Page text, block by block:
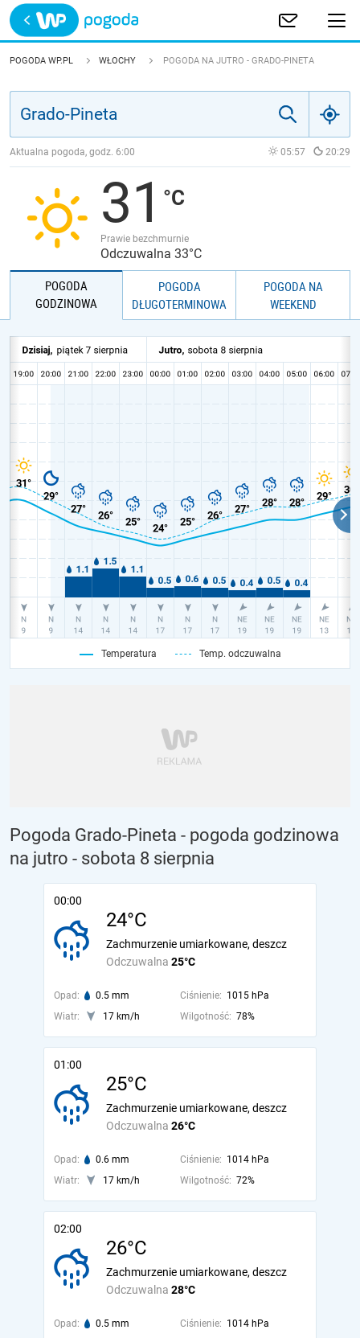
Trwa ładowanie
POLSKA
JAKOŚĆ POWIETRZA
POGODA WP.PL WŁOCHY POGODA NA JUTRO - GRADO-PINETA
Aktualna pogoda, godz. 6:00 05:57 20:29
31
Prawie bezchmurnie
Odczuwalna 33°C
POGODA
GODZINOWA
POGODA
DŁUGOTERMINOWA
POGODA NA
WEEKEND
Temperatura Temp. odczuwalna
Pogoda Grado-Pineta - pogoda godzinowa
na jutro - sobota 8 sierpnia
00:00
24°C
Odczuwalna 25°C
Zachmurzenie umiarkowane, deszcz
Opad: 0.5 mm Ciśnienie: 1015 hPa
Wiatr:
17 km/h Wilgotność: 78%
01:00
25°C
Odczuwalna 26°C
Zachmurzenie umiarkowane, deszcz
Opad: 0.6 mm Ciśnienie: 1014 hPa
Wiatr:
17 km/h Wilgotność: 72%
02:00
26°C
Odczuwalna 28°C
Zachmurzenie umiarkowane, deszcz
Opad: 0.5 mm Ciśnienie: 1014 hPa